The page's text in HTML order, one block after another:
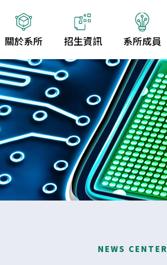
關於系所 招生資訊 系所成員
NEWS CENTER